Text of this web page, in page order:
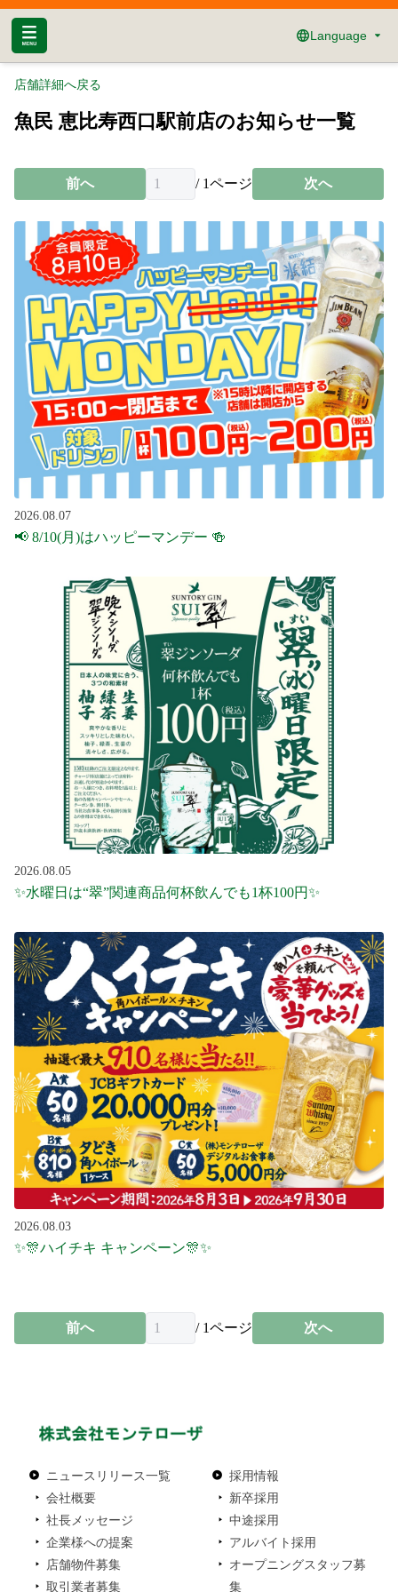
Language
店舗詳細へ戻る
魚民 恵比寿西口駅前店のお知らせ一覧
前へ / 1ページ 次へ
2026.08.07
📢 8/10(月)はハッピーマンデー 🍻
2026.08.05
✨水曜日は“翠”関連商品何杯飲んでも1杯100円✨
2026.08.03
✨🎊ハイチキ キャンペーン🎊✨
前へ / 1ページ 次へ
ニュースリリース一覧
会社概要
社長メッセージ
企業様への提案
店舗物件募集
取引業者募集
採用情報
新卒採用
中途採用
アルバイト採用
オープニングスタッフ募
集